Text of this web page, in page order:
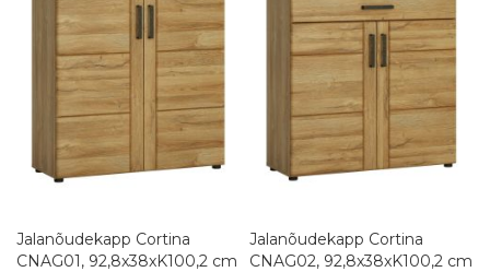
Jalanõudekapp Cortina
CNAG01, 92,8x38xK100,2 cm
Jalanõudekapp Cortina
CNAG02, 92,8x38xK100,2 cm